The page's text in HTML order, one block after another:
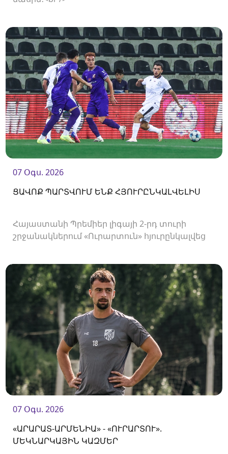
07 Օգս. 2026
ՑԱՎՈՔ ՊԱՐՏՎՈՒՄ ԵՆՔ ՀՅՈՒՐԸՆԿԱԼՎԵԼԻՍ
Հայաստանի Պրեմիեր լիգայի 2-րդ տուրի
շրջանակներում «Ուրարտուն» հյուրընկալվեց
07 Օգս. 2026
«ԱՐԱՐԱՏ-ԱՐՄԵՆԻԱ» - «ՈՒՐԱՐՏՈՒ».
ՄԵԿՆԱՐԿԱՅԻՆ ԿԱԶՄԵՐ